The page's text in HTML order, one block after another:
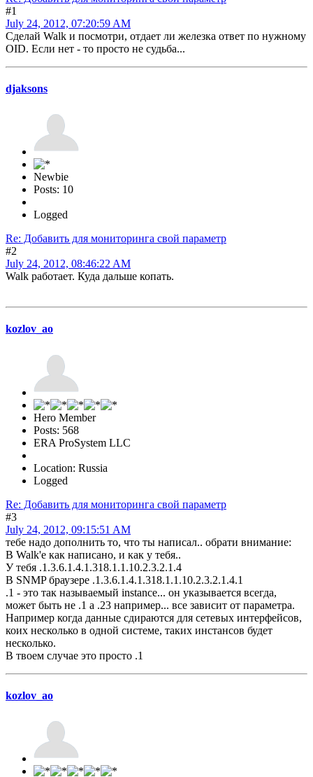
#1
July 24, 2012, 07:20:59 AM
Сделай Walk и посмотри, отдает ли железка ответ по нужному
OID. Если нет - то просто не судьба...
djaksons
Newbie
Posts: 10
Logged
Re: Добавить для мониторинга свой параметр
#2
July 24, 2012, 08:46:22 AM
Walk работает. Куда дальше копать.
kozlov_ao
Hero Member
Posts: 568
ERA ProSystem LLC
Location: Russia
Logged
Re: Добавить для мониторинга свой параметр
#3
July 24, 2012, 09:15:51 AM
тебе надо дополнить то, что ты написал.. обрати внимание:
В Walk'е как написано, и как у тебя..
У тебя .1.3.6.1.4.1.318.1.1.10.2.3.2.1.4
В SNMP браузере .1.3.6.1.4.1.318.1.1.10.2.3.2.1.4.1
.1 - это так называемый instance... он указывается всегда,
может быть не .1 а .23 например... все зависит от параметра.
Например когда данные сдираются для сетевых интерфейсов,
коих несколько в одной системе, таких инстансов будет
несколько.
В твоем случае это просто .1
kozlov_ao